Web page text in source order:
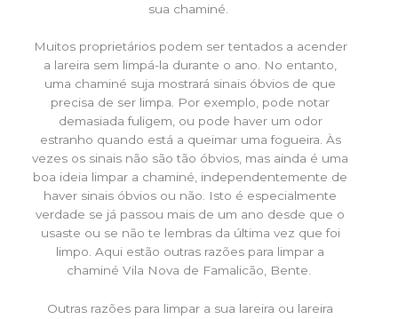
sua chaminé.
Muitos proprietários podem ser tentados a acender
a lareira sem limpá-la durante o ano. No entanto,
uma chaminé suja mostrará sinais óbvios de que
precisa de ser limpa. Por exemplo, pode notar
demasiada fuligem, ou pode haver um odor
estranho quando está a queimar uma fogueira. Às
vezes os sinais não são tão óbvios, mas ainda é uma
boa ideia limpar a chaminé, independentemente de
haver sinais óbvios ou não. Isto é especialmente
verdade se já passou mais de um ano desde que o
usaste ou se não te lembras da última vez que foi
limpo. Aqui estão outras razões para limpar a
chaminé Vila Nova de Famalicão, Bente.
Outras razões para limpar a sua lareira ou lareira